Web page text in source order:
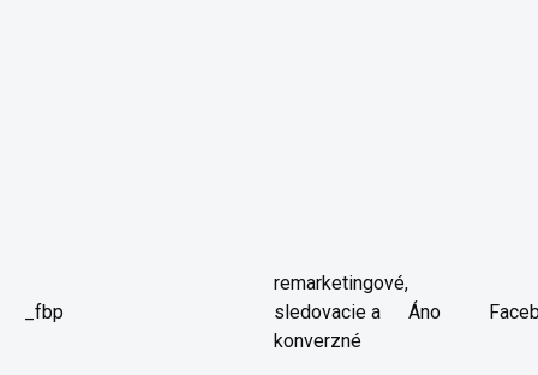
_fbp
remarketingové,
sledovacie a
konverzné
Áno